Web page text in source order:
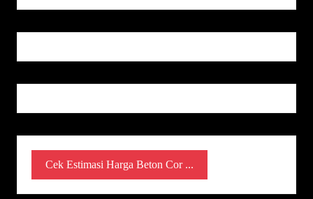
Cek Estimasi Harga Beton Cor ...